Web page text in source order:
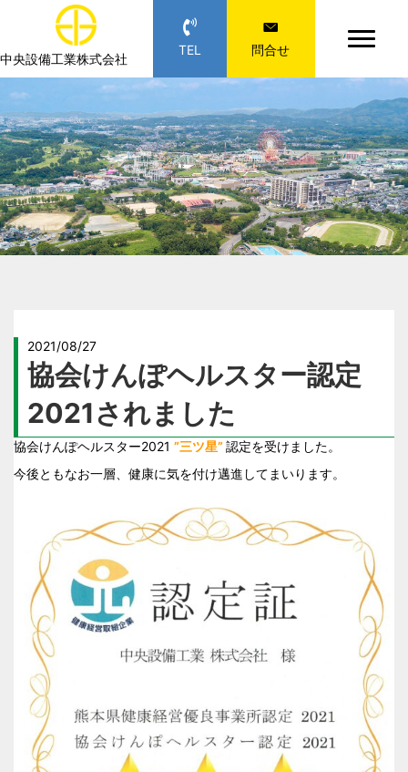
中央設備工業株式会社
TEL 問合せ
2021/08/27
協会けんぽヘルスター認定
2021されました
協会けんぽヘルスター2021 ”三ツ星”認定を受けました。
今後ともなお一層、健康に気を付け邁進してまいります。